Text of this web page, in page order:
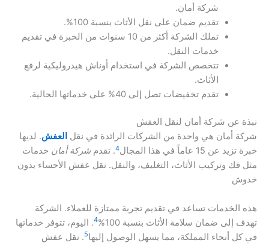
شركة أمان.
تقديم ضمان على نقل الأثاث بنسبة 100%.
تملك الشركة أكثر من 10 سنوات من الخبرة في تقديم
خدمات النقل.
تتخصص الشركة في استخدام أوناش هيدروليكية لرفع
الأثاث.
تقدم تخفيضات تصل إلى 40% على خدماتها الحالية.
نبذة عن شركة أمان لنقل العفش
شركة أمان هي واحدة من الشركات الرائدة في نقل العفش. لديها
خبرة تزيد عن 15 عاماً في هذا المجال
4. تقدم شركة أمان خدمات
مثل فك وتركيب الأثاث، التغليف، والنقل. نقل عفش الأحساء بدون
خدوش
هذه الخدمات تساعد في تقديم تجربة ممتازة للعملاء. الشركة
تهدف إلى ضمان سلامة الأثاث بنسبة 100%
4. اليوم، تتوفر خدماتها
في كل أنحاء المملكة، مما يسهل الوصول إليها5. نقل عفش